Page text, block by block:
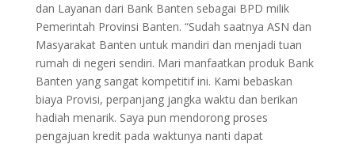
dan Layanan dari Bank Banten sebagai BPD milik
Pemerintah Provinsi Banten. “Sudah saatnya ASN dan
Masyarakat Banten untuk mandiri dan menjadi tuan
rumah di negeri sendiri. Mari manfaatkan produk Bank
Banten yang sangat kompetitif ini. Kami bebaskan
biaya Provisi, perpanjang jangka waktu dan berikan
hadiah menarik. Saya pun mendorong proses
pengajuan kredit pada waktunya nanti dapat